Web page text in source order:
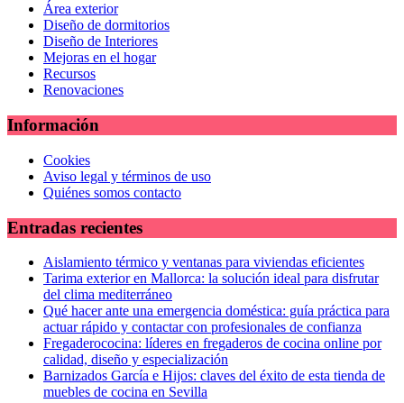
Área exterior
Diseño de dormitorios
Diseño de Interiores
Mejoras en el hogar
Recursos
Renovaciones
Información
Cookies
Aviso legal y términos de uso
Quiénes somos contacto
Entradas recientes
Aislamiento térmico y ventanas para viviendas eficientes
Tarima exterior en Mallorca: la solución ideal para disfrutar
del clima mediterráneo
Qué hacer ante una emergencia doméstica: guía práctica para
actuar rápido y contactar con profesionales de confianza
Fregaderococina: líderes en fregaderos de cocina online por
calidad, diseño y especialización
Barnizados García e Hijos: claves del éxito de esta tienda de
muebles de cocina en Sevilla